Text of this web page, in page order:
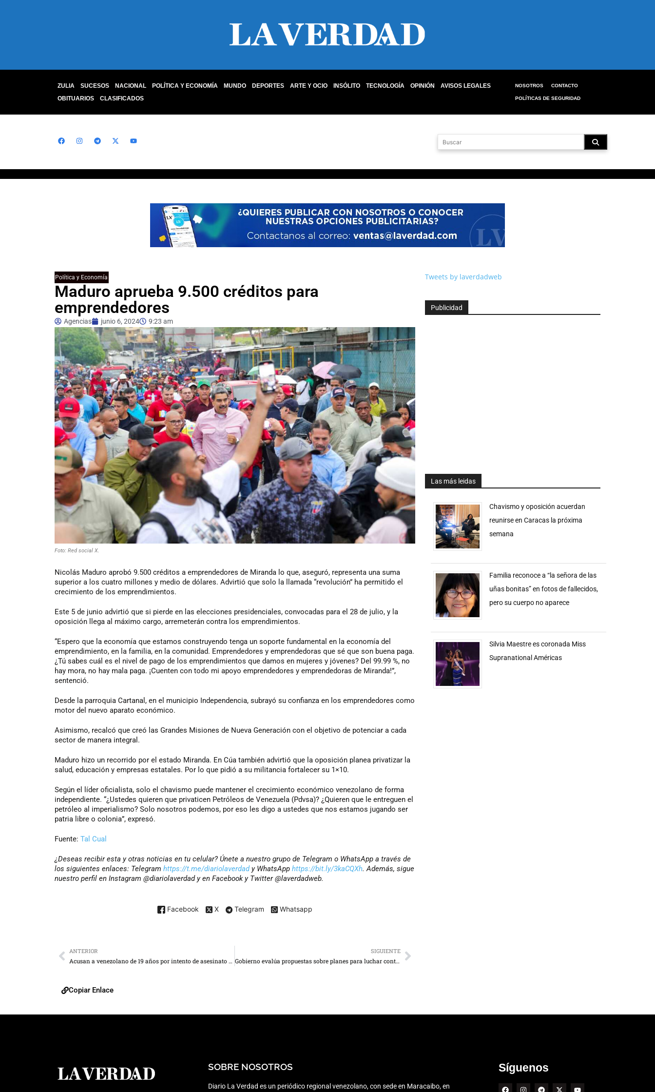
ZULIA SUCESOS NACIONAL POLÍTICA Y ECONOMÍA MUNDO DEPORTES ARTE Y OCIO INSÓLITO TECNOLOGÍA OPINIÓN
AVISOS LEGALES
OBITUARIOS
CLASIFICADOS
NOSOTROS CONTACTO
POLÍTICAS DE SEGURIDAD
Política y Economía
Maduro aprueba 9.500 créditos para
emprendedores
Agencias junio 6, 2024 9:23 am
Foto: Red social X.
Nicolás Maduro aprobó 9.500 créditos a emprendedores de Miranda lo que, aseguró, representa una suma
superior a los cuatro millones y medio de dólares. Advirtió que solo la llamada “revolución” ha permitido el
crecimiento de los emprendimientos.
Este 5 de junio advirtió que si pierde en las elecciones presidenciales, convocadas para el 28 de julio, y la
oposición llega al máximo cargo, arremeterán contra los emprendimientos.
“Espero que la economía que estamos construyendo tenga un soporte fundamental en la economía del
emprendimiento, en la familia, en la comunidad. Emprendedores y emprendedoras que sé que son buena paga.
¿Tú sabes cuál es el nivel de pago de los emprendimientos que damos en mujeres y jóvenes? Del 99.99 %, no
hay mora, no hay mala paga. ¡Cuenten con todo mi apoyo emprendedores y emprendedoras de Miranda!”,
sentenció.
Desde la parroquia Cartanal, en el municipio Independencia, subrayó su confianza en los emprendedores como
motor del nuevo aparato económico.
Asimismo, recalcó que creó las Grandes Misiones de Nueva Generación con el objetivo de potenciar a cada
sector de manera integral.
Maduro hizo un recorrido por el estado Miranda. En Cúa también advirtió que la oposición planea privatizar la
salud, educación y empresas estatales. Por lo que pidió a su militancia fortalecer su 1×10.
Según el líder oficialista, solo el chavismo puede mantener el crecimiento económico venezolano de forma
independiente. “¿Ustedes quieren que privaticen Petróleos de Venezuela (Pdvsa)? ¿Quieren que le entreguen el
petróleo al imperialismo? Solo nosotros podemos, por eso les digo a ustedes que nos estamos jugando ser
patria libre o colonia”, expresó.
Fuente: Tal Cual
¿Deseas recibir esta y otras noticias en tu celular? Únete a nuestro grupo de Telegram o WhatsApp a través de
los siguientes enlaces: Telegram https://t.me/diariolaverdad y WhatsApp https://bit.ly/3kaCQXh. Además, sigue
nuestro perfil en Instagram @diariolaverdad y en Facebook y Twitter @laverdadweb.
Facebook X Telegram Whatsapp
Tweets by laverdadweb
Publicidad
Las más leidas
Chavismo y oposición acuerdan
reunirse en Caracas la próxima
semana
Familia reconoce a “la señora de las
uñas bonitas” en fotos de fallecidos,
pero su cuerpo no aparece
Silvia Maestre es coronada Miss
Supranational Américas
ANTERIOR
Acusan a venezolano de 19 años por intento de asesinato de 2 policías en Nueva York
SIGUIENTE
Gobierno evalúa propuestas sobre planes para luchar contra el narcotráfico
Copiar Enlace
SOBRE NOSOTROS
Diario La Verdad es un periódico regional venezolano, con sede en Maracaibo, en
Síguenos